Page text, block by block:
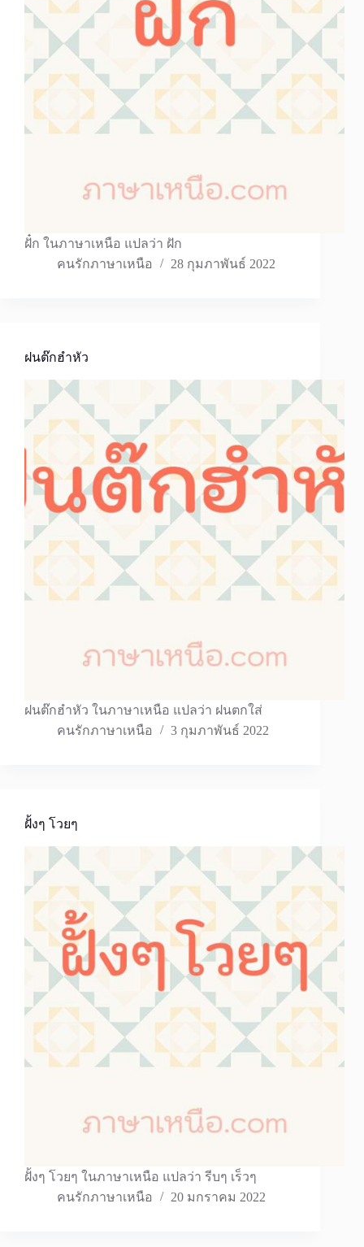
ฝั๋ก ในภาษาเหนือ แปลว่า ฝัก
คนรักภาษาเหนือ
28 กุมภาพันธ์ 2022
ฝนต๊กฮำหัว
ฝนต๊กฮำหัว ในภาษาเหนือ แปลว่า ฝนตกใส่
คนรักภาษาเหนือ
3 กุมภาพันธ์ 2022
ฝั้งๆ โวยๆ
ฝั้งๆ โวยๆ ในภาษาเหนือ แปลว่า รีบๆ เร็วๆ
คนรักภาษาเหนือ
20 มกราคม 2022